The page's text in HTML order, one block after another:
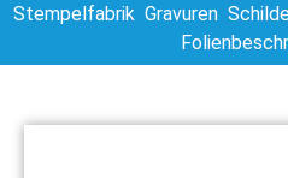
Stempelfabrik Gravuren